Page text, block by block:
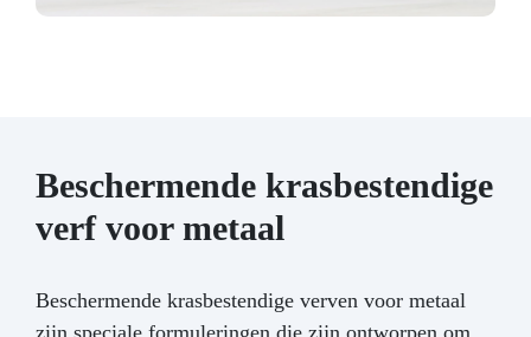
Beschermende krasbestendige
verf voor metaal
Beschermende krasbestendige verven voor metaal